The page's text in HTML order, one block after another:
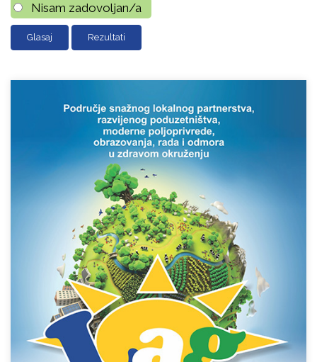
Nisam zadovoljan/a
Rezultati